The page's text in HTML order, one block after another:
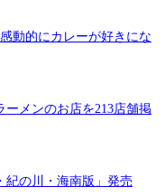
動的にカレーが好きにな
メンのお店を213店舗掲
紀の川・海南版」発売